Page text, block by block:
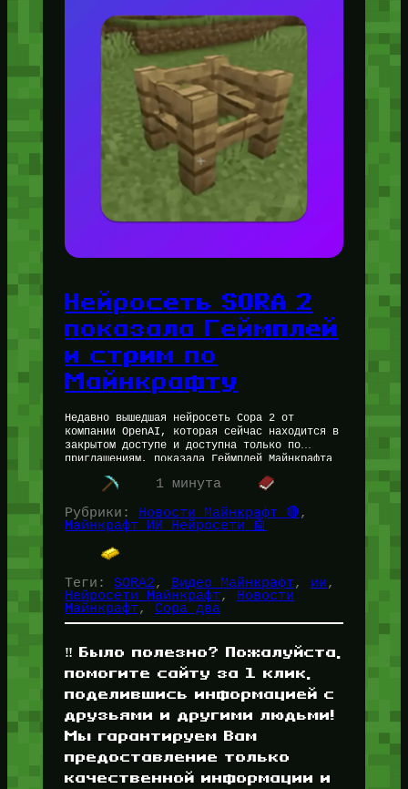
Нейросеть SORA 2
показала Геймплей
и стрим по
Майнкрафту
Недавно вышедшая нейросеть Сора 2 от
компании OpenAI, которая сейчас находится в
закрытом доступе и доступна только по
приглашениям, показала Геймплей Майнкрафта
и даже целый стрим по Майнкрафту.
Реалистичность поражает…
1 минута
Рубрики: Новости Майнкрафт 🔴
Майнкрафт ИИ Нейросети 🤖
Теги: SORA2, Видео Майнкрафт, ии
Нейросети Майнкрафт, Новости
Майнкрафт, Сора два
‼️ Было полезно? Пожалуйста,
помогите сайту за 1 клик,
поделившись информацией с
друзьями и другими людьми!
Мы гарантируем Вам
предоставление только
качественной информации и